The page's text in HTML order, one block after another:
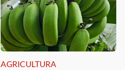
AGRICULTURA